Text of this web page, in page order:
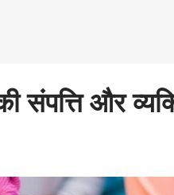
संपत्ति और